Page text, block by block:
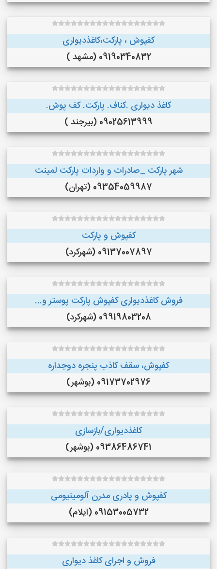
کفپوش ، پارکت،کاغذدیواری
09190340832 (مشهد )
کاغذ دیواری .کناف. پارکت. کف پوش.
09025613999 (بیرجند )
شهر پارکت _صادرات و واردات پارکت لمینت
09354059987 (تهران)
کفپوش و پارکت
09137007897 (شهرکرد)
فروش کاغذدیواری کفپوش پارکت پوستر و...
09919803208 (شهرکرد)
کفپوش، سقف کاذب پنجره دوجداره
09173702976 (بوشهر)
کاغذدیواری/بازسازی
09386486741 (بوشهر)
کفپوش و پادری مدرن آلومینیومی
09153005732 (ایلام)
فروش و اجرای کاغذ دیواری